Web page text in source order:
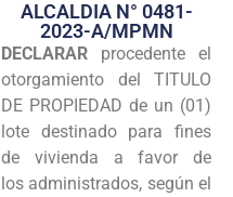
Seguridad
Programas
Intranet
ALCALDIA N° 0481-
2023-A/MPMN
DECLARAR procedente el
otorgamiento del TITULO
DE PROPIEDAD de un (01)
lote destinado para fines
de vivienda a favor de
los administrados, según el